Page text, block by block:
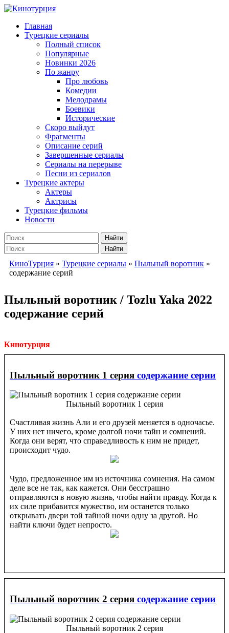
Главная
Турецкие сериалы
Полный список
Популярные
Новинки 2026
По жанру
Про любовь
Комедии
Мелодрамы
Боевики
Исторические
Скоро выйдут
Фрагменты
Описание серий
Завершенные сериалы
Сериалы на перерыве
Песни из сериалов
Турецкие актеры
Актеры
Актрисы
Турецкие фильмы
Новости
Найти
Найти
КиноТурция » Турецкие сериалы » Пыльный воротник »
содержание серий
Пыльный воротник / Tozlu Yaka 2022
содержание серий
Кинотурция
Пыльный воротник 1 серия содержание серии
Пыльный воротник 1 серия
Счастливая жизнь Али и его друзей меняется в одночасье.
У них нет ничего, кроме долгой ночи тайн и сомнений.
Когда они верят, что справедливость к ним не придет,
происходит чудо.
Чудо, предложенное им из источника сомнения. На самом
деле все не так, как кажется. Они бесстрашно
отправляются в новую жизнь, чтобы найти правду. Когда к
их силе прибавится мужество, им останется только
открывать двери той тайной ночи одну за другой. Но
найти ключи будет непросто.
Пыльный воротник 2 серия содержание серии
Пыльный воротник 2 серия